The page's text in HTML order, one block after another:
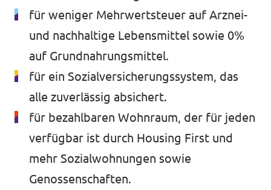
für weniger Mehrwertsteuer auf Arznei-
und nachhaltige Lebensmittel sowie 0%
auf Grundnahrungsmittel.
für ein Sozialversicherungssystem, das
alle zuverlässig absichert.
für bezahlbaren Wohnraum, der für jeden
verfügbar ist durch Housing First und
mehr Sozialwohnungen sowie
Genossenschaften.